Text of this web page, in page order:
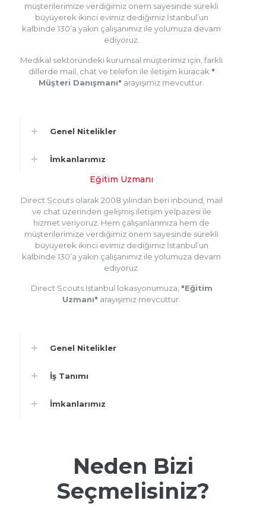
müşterilerimize verdiğimiz önem sayesinde sürekli
büyüyerek ikinci evimiz dediğimiz İstanbul’un
kalbinde 130’a yakın çalışanımız ile yolumuza devam
ediyoruz.
Medikal sektöründeki kurumsal müşterimiz için, farklı
dillerde mail, chat ve telefon ile iletişim kuracak "
Müşteri Danışmanı" arayışımız mevcuttur.
Genel Nitelikler
İmkanlarımız
Eğitim Uzmanı
Direct Scouts olarak 2008 yılından beri inbound, mail
ve chat üzerinden gelişmiş iletişim yelpazesi ile
hizmet veriyoruz. Hem çalışanlarımıza hem de
müşterilerimize verdiğimiz önem sayesinde sürekli
büyüyerek ikinci evimiz dediğimiz İstanbul’un
kalbinde 130’a yakın çalışanımız ile yolumuza devam
ediyoruz.
Direct Scouts Istanbul lokasyonumuza, "Eğitim
Uzmanı" arayışımız mevcuttur.
Genel Nitelikler
İş Tanımı
İmkanlarımız
Neden Bizi
Seçmelisiniz?